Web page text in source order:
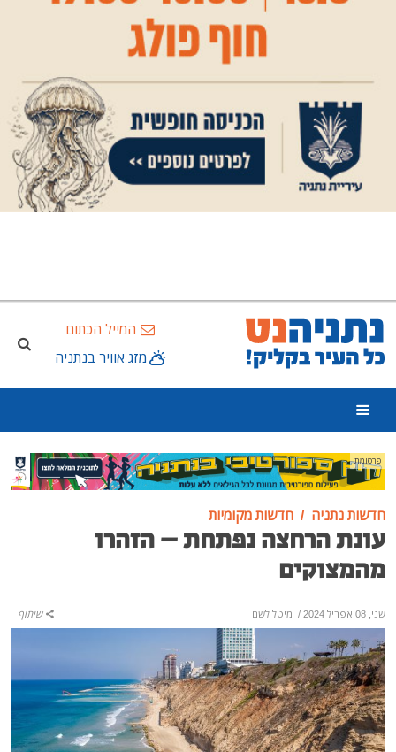
המייל הכתום
מזג אוויר בנתניה
פרסומת
חדשות נתניה חדשות מקומיות
עונת הרחצה נפתחת – הזהרו
מהמצוקים
שני, 08 אפריל 2024 / מיטל לשם שיתוף